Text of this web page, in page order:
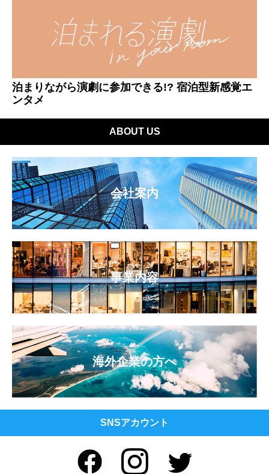
泊まりながら演劇に参加できる!? 宿泊型新感覚エ
ンタメ
ABOUT US
会社案内
事業内容
海外企業の方へ
SNSアカウント